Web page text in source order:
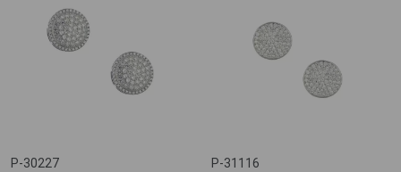
P-30227 P-31116